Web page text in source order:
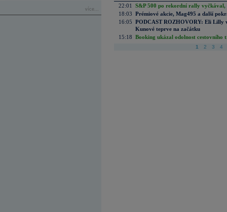
více...
22:01
S&P 500 po rekordní rally vyčkával,
18:03 Prémiové akcie, Mag495 a další
16:05 PODCAST ROZHOVORY: Eli Lilly
Kunové teprve na začátku
15:18 Booking ukázal odolnost cestovního
1 2 3 4